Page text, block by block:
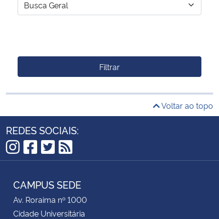
Filtrar
Voltar ao topo
REDES SOCIAIS:
Instagram
Facebook
Twitter
RSS
CAMPUS SEDE
Av. Roraima nº 1000
Cidade Universitária